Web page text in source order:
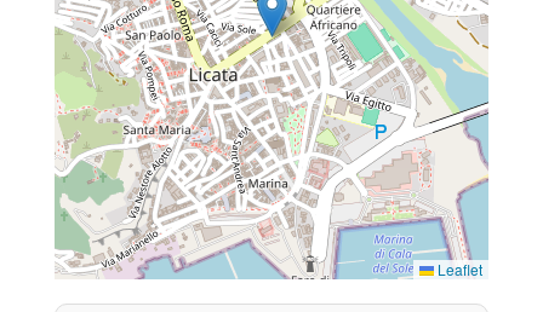
Leaflet